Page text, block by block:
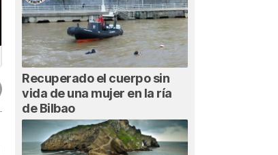
Recuperado el cuerpo sin
vida de una mujer en la ría
de Bilbao